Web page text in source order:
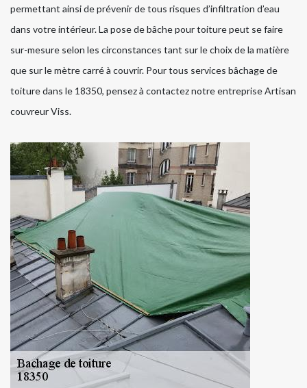
permettant ainsi de prévenir de tous risques d’infiltration d’eau
dans votre intérieur. La pose de bâche pour toiture peut se faire
sur-mesure selon les circonstances tant sur le choix de la matière
que sur le mètre carré à couvrir. Pour tous services bâchage de
toiture dans le 18350, pensez à contactez notre entreprise Artisan
couvreur Viss.